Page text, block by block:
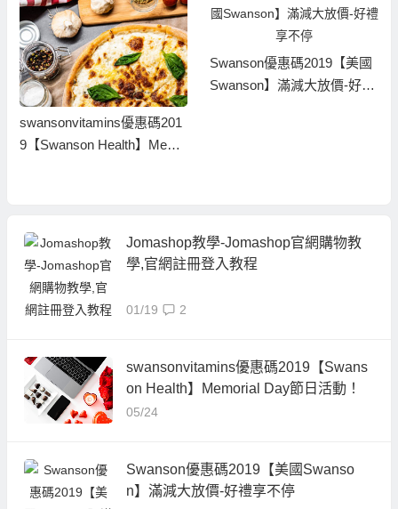
swansonvitamins優惠碼201
9【Swanson Health】Memo
Swanson優惠碼2019【美國
Swanson】滿減大放價-好禮
Jomashop教學-Jomashop官網購物教
學,官網註冊登入教程
01/19 2
swansonvitamins優惠碼2019【Swans
on Health】Memorial Day節日活動！
05/24
Swanson優惠碼2019【美國Swanso
n】滿減大放價-好禮享不停